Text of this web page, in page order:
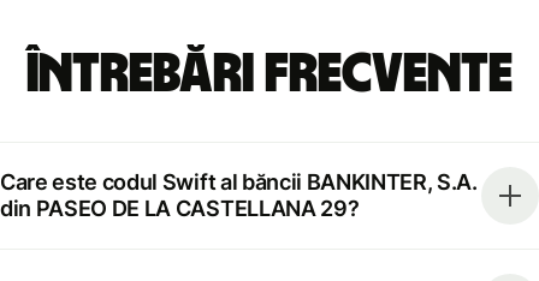
Întrebări frecvente
Care este codul Swift al băncii BANKINTER, S.A.
din PASEO DE LA CASTELLANA 29?